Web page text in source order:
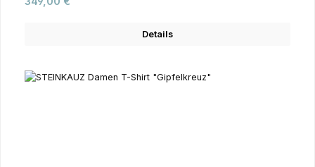
Details